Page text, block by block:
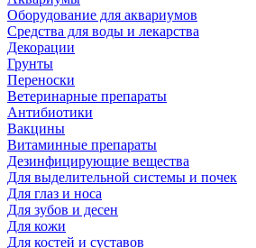
Оборудование для аквариумов
Средства для воды и лекарства
Декорации
Грунты
Переноски
Ветеринарные препараты
Антибиотики
Вакцины
Витаминные препараты
Дезинфицирующие вещества
Для выделительной системы и почек
Для глаз и носа
Для зубов и десен
Для кожи
Для костей и суставов